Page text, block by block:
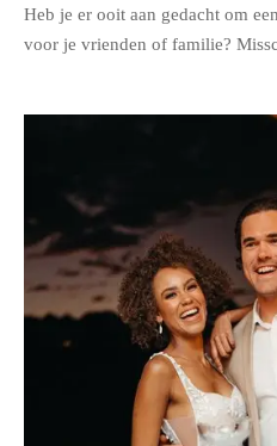
Heb je er ooit aan gedacht om
voor je vrienden of familie?